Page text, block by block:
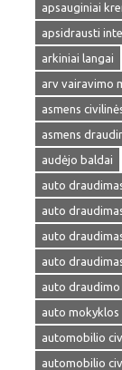
apsauginiai
apsidrausti
arkiniai langai
arv vairavimo
asmens
asmens
audėjo baldai
auto
auto
auto
auto
auto draudimo
auto mokyklos
automobilio
automobilio